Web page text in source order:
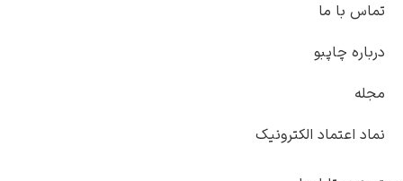
تماس با ما
درباره چاپبو
مجله
نماد اعتماد الکترونیک